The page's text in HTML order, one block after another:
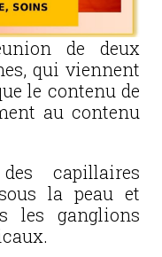
de deux
qui viennent
le contenu de
au contenu
capillaires
la peau et
les ganglions